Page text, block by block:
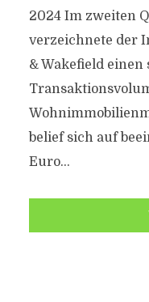
2024 Im zweiten
verzeichnete der
& Wakefield
belief sich auf
Euro...